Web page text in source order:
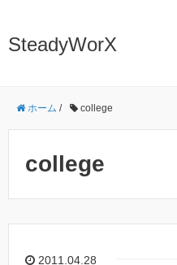
SteadyWorX
ホーム / college
college
2011.04.28